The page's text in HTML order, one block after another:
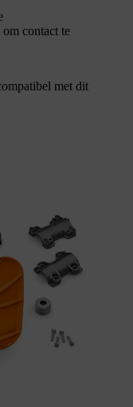
contact te
met dit